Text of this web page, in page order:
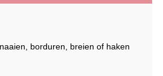
borduren, breien of haken